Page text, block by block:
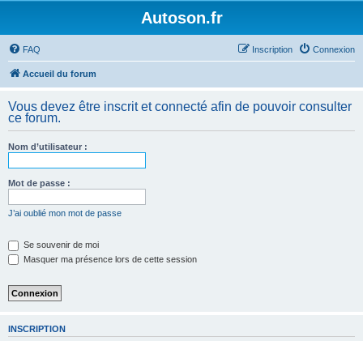
Autoson.fr
FAQ Connexion
Inscription
Accueil du forum
Vous devez être inscrit et connecté afin de pouvoir consulter
ce forum.
Nom d’utilisateur :
Mot de passe :
J’ai oublié mon mot de passe
Se souvenir de moi
Masquer ma présence lors de cette session
INSCRIPTION